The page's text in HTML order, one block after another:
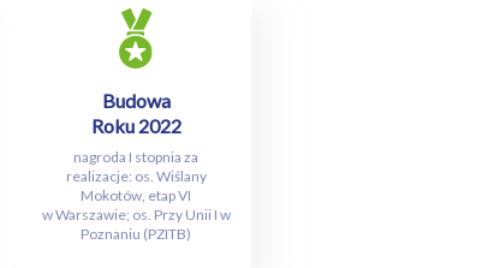
Budowa
Roku 2022
nagroda I stopnia za
realizacje: os. Wiślany
Mokotów, etap VI
w Warszawie; os. Przy Unii I w
Poznaniu (PZITB)